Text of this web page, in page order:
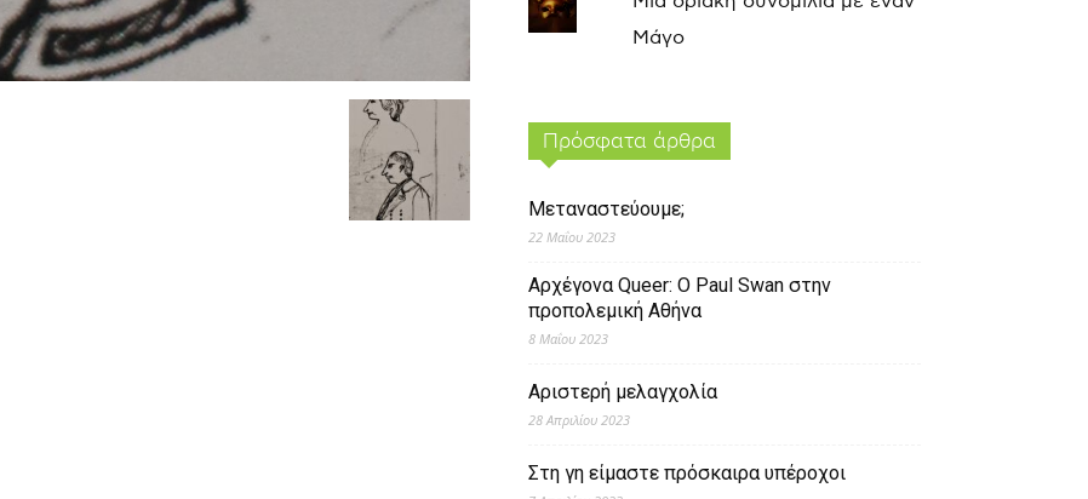
Μάγο
Πρόσφατα άρθρα
Μεταναστεύουμε;
22 Μαΐου 2023
Αρχέγονα Queer: O Paul Swan στην
προπολεμική Αθήνα
8 Μαΐου 2023
Αριστερή μελαγχολία
28 Απριλίου 2023
Στη γη είμαστε πρόσκαιρα υπέροχοι